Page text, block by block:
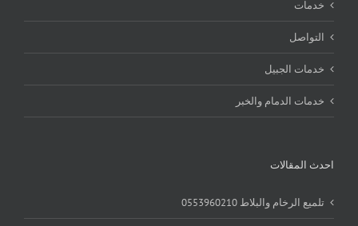
خدمات
التواصل
خدمات الجبيل
خدمات الدمام والخبر
احدث المقالات
تلميع الرخام والبلاط 0553960210